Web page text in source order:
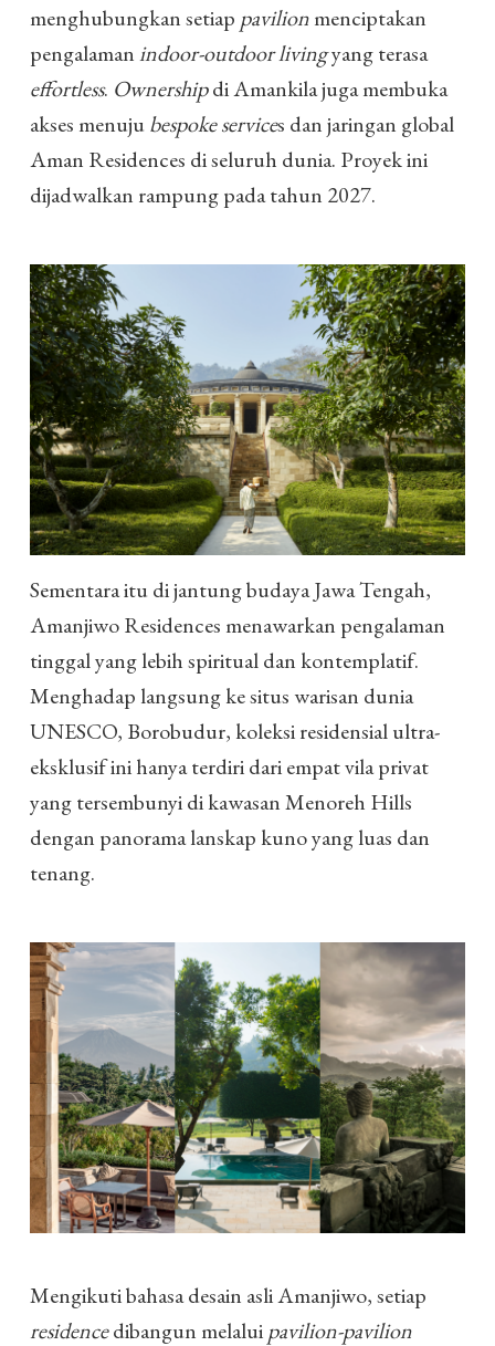
menghubungkan setiap pavilionmenciptakan
pengalamanindoor-outdoor livingyang terasa
effortless. Ownershipdi Amankila juga membuka
akses menujubespoke services dan jaringan global
Aman Residences di seluruh dunia. Proyek ini
dijadwalkan rampung pada tahun 2027.
Sementara itu di jantung budaya Jawa Tengah,
Amanjiwo Residences menawarkan pengalaman
tinggal yang lebih spiritual dan kontemplatif.
Menghadap langsung ke situs warisan dunia
UNESCO, Borobudur, koleksi residensial ultra-
eksklusif ini hanya terdiri dari empat vila privat
yang tersembunyi di kawasan Menoreh Hills
dengan panorama lanskap kuno yang luas dan
tenang.
Mengikuti bahasa desain asli Amanjiwo, setiap
residencedibangun melaluipavilion-pavilion